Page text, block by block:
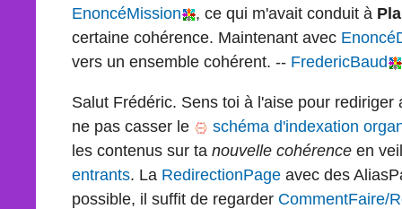
EnoncéMission
, ce qui m'avait conduit à
certaine cohérence. Maintenant avec
vers un ensemble cohérent. -- FredericBaud
Salut Frédéric. Sens toi à l'aise pour
ne pas casser le
schéma d'indexation
les contenus sur ta nouvelle cohérence en
entrants. La RedirectionPage avec des
possible, il suffit de regarder CommentFaire/